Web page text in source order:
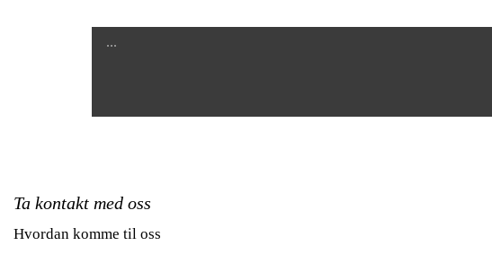
Ta kontakt med oss
Hvordan komme til oss